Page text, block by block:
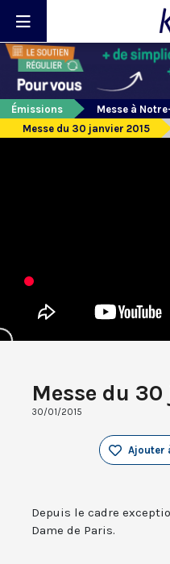
Émissions
Messe à
Messe du 30 janvier 2015
Messe du
30/01/2015
Ajouter
Depuis le cadre
Dame de Paris.